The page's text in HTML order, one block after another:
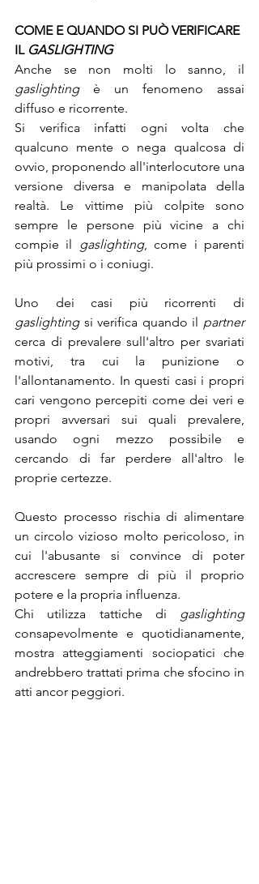
COME E QUANDO SI PUÒ VERIFICARE
IL GASLIGHTING
gaslighting è un fenomeno assai
diffuso e ricorrente.
Si verifica infatti ogni volta che
qualcuno mente o nega qualcosa di
ovvio, proponendo all'interlocutore una
versione diversa e manipolata della
realtà. Le vittime più colpite sono
sempre le persone più vicine a chi
compie il gaslighting, come i parenti
più prossimi o i coniugi.
gaslighting si verifica quando il
partner
cerca di prevalere sull'altro per svariati
motivi, tra cui la punizione o
l'allontanamento. In questi casi i propri
cari vengono percepiti come dei veri e
propri avversari sui quali prevalere,
usando ogni mezzo possibile e
cercando di far perdere all'altro le
proprie certezze.
Questo processo rischia di alimentare
un circolo vizioso molto pericoloso, in
cui l'abusante si convince di poter
accrescere sempre di più il proprio
potere e la propria influenza.
Chi utilizza tattiche di
gaslighting
consapevolmente e quotidianamente,
mostra atteggiamenti sociopatici che
andrebbero trattati prima che sfocino in
atti ancor peggiori.